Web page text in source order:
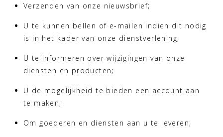
Verzenden van onze nieuwsbrief;
U te kunnen bellen of e-mailen indien dit nodig
is in het kader van onze dienstverlening;
U te informeren over wijzigingen van onze
diensten en producten;
U de mogelijkheid te bieden een account aan
te maken;
Om goederen en diensten aan u te leveren;